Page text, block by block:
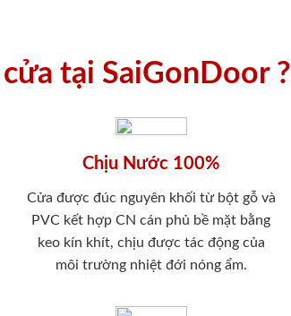
tại SaiGonDoor ?
Chịu Nước 100%
Cửa được đúc nguyên khối từ bột gỗ và
PVC kết hợp CN cán phủ bề mặt bằng
keo kín khít, chịu được tác động của
môi trường nhiệt đới nóng ẩm.